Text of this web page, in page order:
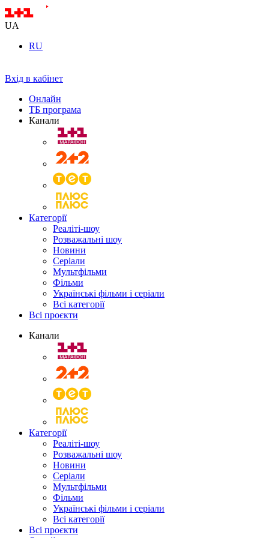
UA
RU
Вхід в кабінет
Онлайн
ТБ програма
Канали
Категорії
Реаліті-шоу
Розважальні шоу
Новини
Серіали
Мультфільми
Фільми
Українські фільми і серіали
Всі категорії
Всі проєкти
Канали
Категорії
Реаліті-шоу
Розважальні шоу
Новини
Серіали
Мультфільми
Фільми
Українські фільми і серіали
Всі категорії
Всі проєкти